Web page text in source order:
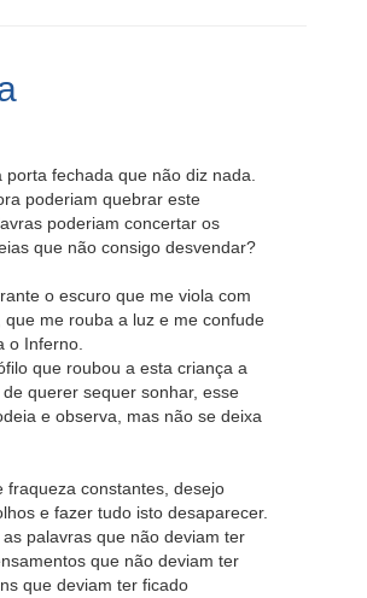
porta fechada que não diz nada.
poderiam quebrar este
poderiam concertar os
que não consigo desvendar?
o escuro que me viola com
que me rouba a luz e me confude
o Inferno.
que roubou a esta criança a
querer sequer sonhar, esse
e observa, mas não se deixa
fraqueza constantes, desejo
e fazer tudo isto desaparecer.
palavras que não deviam ter
que não deviam ter
que deviam ter ficado